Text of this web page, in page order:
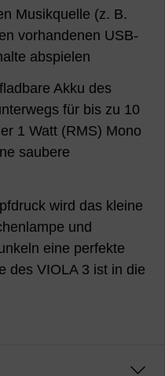
Musikquelle (z. B.
vorhandenen USB-
abspielen
Akku des
für bis zu 10
1 Watt (RMS) Mono
saubere
wird das kleine
und
eine perfekte
des VIOLA 3 ist in die